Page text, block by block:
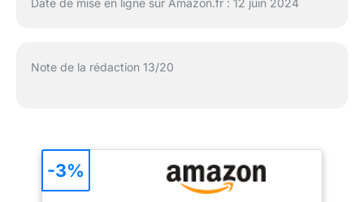
Note de la rédaction 13/20
-3%